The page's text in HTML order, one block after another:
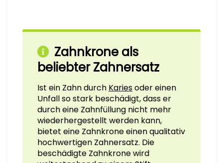
Zahnkrone als
beliebter Zahnersatz
Ist ein Zahn durch Kariesoder einen
Unfall so stark beschädigt, dass er
durch eine Zahnfüllung nicht mehr
wiederhergestellt werden kann,
bietet eine Zahnkrone einen qualitativ
hochwertigen Zahnersatz. Die
beschädigte Zahnkrone wird